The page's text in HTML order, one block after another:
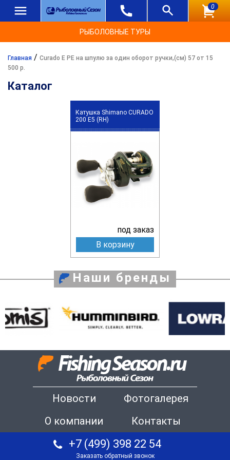
0
РЫБОЛОВНЫЕ ТУРЫ
Главная / Curado E PE на шпулю за один оборот ручки,(см) 57 от 15
500 р.
Каталог
Катушка Shimano CURADO
200 E5 (RH)
под заказ
В корзину
Наши бренды
Новости
Фотогалерея
О компании
Контакты
+7 (499) 398 22 54
Заказать обратный звонок